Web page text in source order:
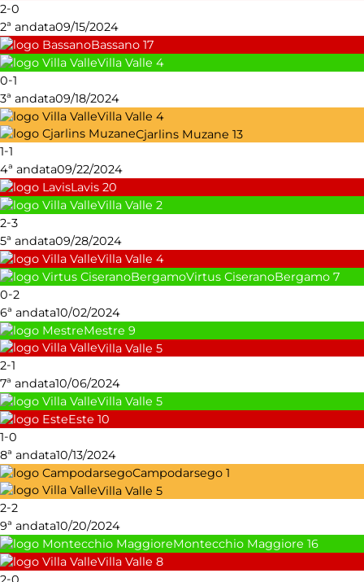
2-0
2ª andata09/15/2024
Bassano 17
Villa Valle 4
0-1
3ª andata09/18/2024
Villa Valle 4
Cjarlins Muzane 13
1-1
4ª andata09/22/2024
Lavis 20
Villa Valle 2
2-3
5ª andata09/28/2024
Villa Valle 4
Virtus CiseranoBergamo 7
0-2
6ª andata10/02/2024
Mestre 9
Villa Valle 5
2-1
7ª andata10/06/2024
Villa Valle 5
Este 10
1-0
8ª andata10/13/2024
Campodarsego 1
Villa Valle 5
2-2
9ª andata10/20/2024
Montecchio Maggiore 16
Villa Valle 8
-